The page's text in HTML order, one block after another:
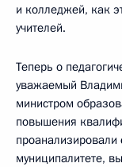
и колледжей, как
учителей.
Теперь о
уважаемый
министром
повышения
муниципалитете,